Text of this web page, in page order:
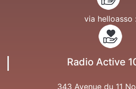
via helloasso :
Radio Active
343 Avenue du 11